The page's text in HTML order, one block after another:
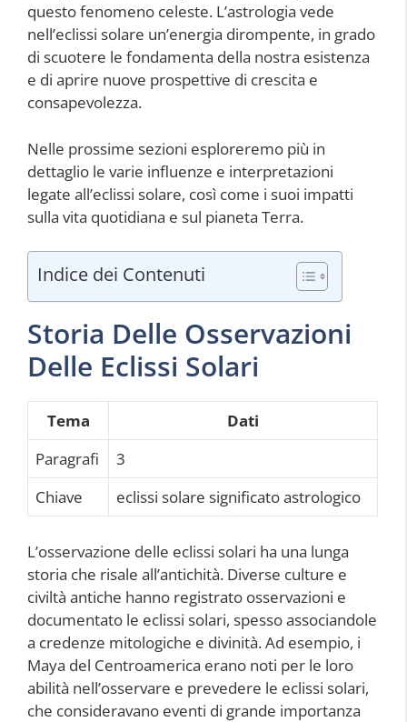
questo fenomeno celeste. L’astrologia vede
nell’eclissi solare un’energia dirompente, in grado
di scuotere le fondamenta della nostra esistenza
e di aprire nuove prospettive di crescita e
consapevolezza.
Nelle prossime sezioni esploreremo più in
dettaglio le varie influenze e interpretazioni
legate all’eclissi solare, così come i suoi impatti
sulla vita quotidiana e sul pianeta Terra.
Indice dei Contenuti
Storia Delle Osservazioni
Delle Eclissi Solari
Tema
Dati
Paragrafi
3
Chiave
eclissi solare significato astrologico
L’osservazione delle eclissi solari ha una lunga
storia che risale all’antichità. Diverse culture e
civiltà antiche hanno registrato osservazioni e
documentato le eclissi solari, spesso associandole
a credenze mitologiche e divinità. Ad esempio, i
Maya del Centroamerica erano noti per le loro
abilità nell’osservare e prevedere le eclissi solari,
che consideravano eventi di grande importanza